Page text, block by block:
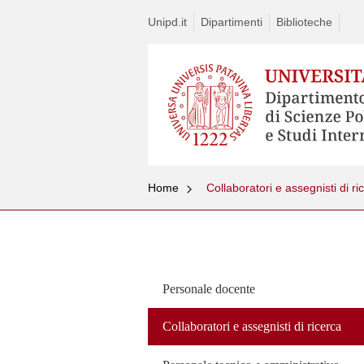
Unipd.it Dipartimenti Biblioteche
Home Collaboratori e assegnisti di
Personale docente
Collaboratori e assegnisti di ricerca